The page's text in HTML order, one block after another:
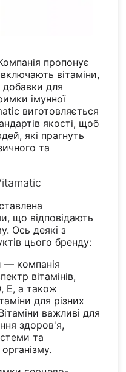
пропонує
вітаміни,
добавки для
імунної
виготовляється
якості, щоб
які прагнуть
та
що відповідають
Ось деякі з
цього бренду:
— компанія
вітамінів,
E, а також
для різних
важливі для
здоров'я,
та